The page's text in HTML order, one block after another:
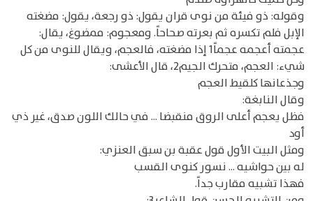
وقوله: ذو فيئة من نوى قران يقول: ذو رجعة، يقول: مضغته
الإبل فلم تكسره ثم بعرته صحاحاً. ومعجوم: ممضوغ، يقال:
عجمته أعجمه عجماً1 إذا مضغته، فالعجم، ويقال للنوى من كل
شيء: العجم، متحرك الجيم2، قال الأعشى:
وجذعانها كلقيط العجم
وقال النابغة:
فظل يعجم أعلى الروق منقبضا ... في حالك اللون صدق، غير ذي
أود
ومثل البيت الأول قول عقبة بن سبق العنزي:
له بين حواشيه ... نسور كنوى القسب
فهذا تشبيه مقارب جداً.